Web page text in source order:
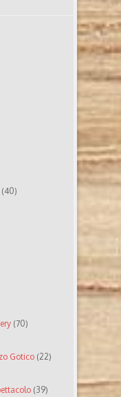
(40)
(70)
Gotico (22)
(39)